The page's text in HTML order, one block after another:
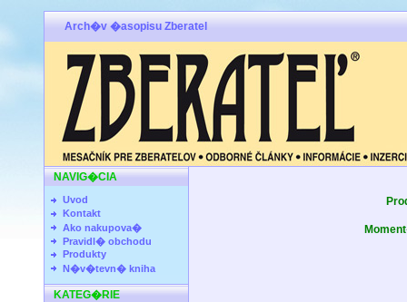
Arch�v �asopisu Zberatel
NAVIG�CIA
Uvod
Kontakt
Ako nakupova�
Pravidl� obchodu
Produkty
N�v�tevn� kniha
KATEG�RIE